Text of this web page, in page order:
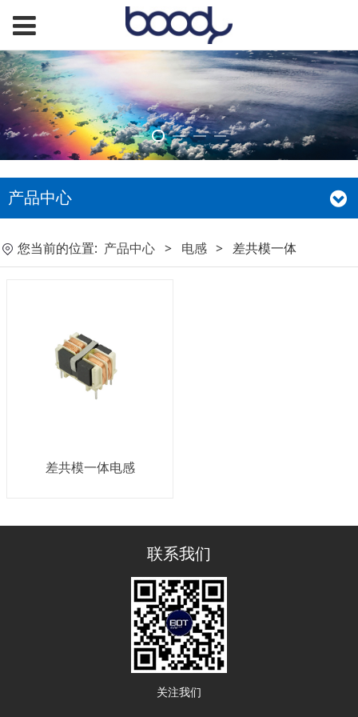
产品中心
您当前的位置: 产品中心 > 电感 > 差共模一体
差共模一体电感
联系我们
关注我们